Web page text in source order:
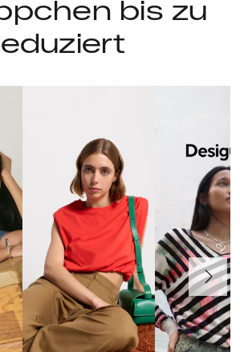
bis zu
Weiter